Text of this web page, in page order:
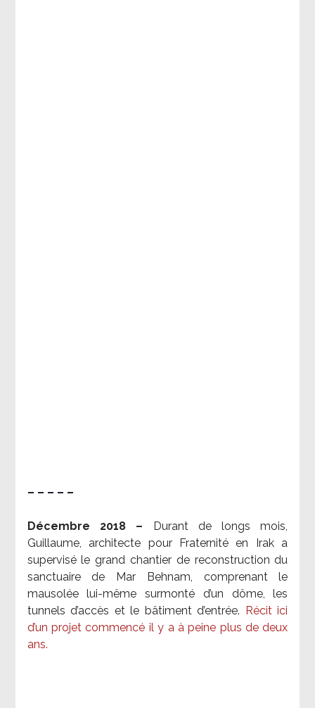
– – – – –
Décembre 2018 –
Durant de longs mois,
Guillaume, architecte pour Fraternité en Irak a
supervisé le grand chantier de reconstruction du
sanctuaire de Mar Behnam, comprenant le
mausolée lui-même surmonté d’un dôme, les
tunnels d’accès et le bâtiment d’entrée.
Récit ici
d’un projet commencé il y a à peine plus de deux
ans.